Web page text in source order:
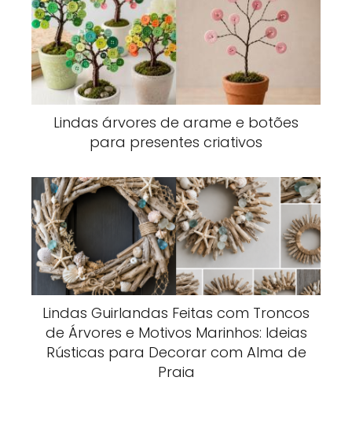
Lindas árvores de arame e botões
para presentes criativos
Lindas Guirlandas Feitas com Troncos
de Árvores e Motivos Marinhos: Ideias
Rústicas para Decorar com Alma de
Praia